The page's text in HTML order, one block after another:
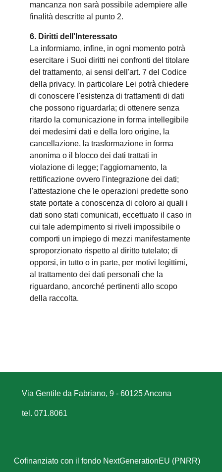
mancanza non sarà possibile adempiere alle
finalità descritte al punto 2.
6. Diritti dell'Interessato
La informiamo, infine, in ogni momento potrà
esercitare i Suoi diritti nei confronti del titolare
del trattamento, ai sensi dell'art. 7 del Codice
della privacy. In particolare Lei potrà chiedere
di conoscere l'esistenza di trattamenti di dati
che possono riguardarla; di ottenere senza
ritardo la comunicazione in forma intellegibile
dei medesimi dati e della loro origine, la
cancellazione, la trasformazione in forma
anonima o il blocco dei dati trattati in
violazione di legge; l'aggiornamento, la
rettificazione ovvero l'integrazione dei dati;
l'attestazione che le operazioni predette sono
state portate a conoscenza di coloro ai quali i
dati sono stati comunicati, eccettuato il caso in
cui tale adempimento si riveli impossibile o
comporti un impiego di mezzi manifestamente
sproporzionato rispetto al diritto tutelato; di
opporsi, in tutto o in parte, per motivi legittimi,
al trattamento dei dati personali che la
riguardano, ancorché pertinenti allo scopo
della raccolta.
Via Gentile da Fabriano, 9 - 60125 Ancona
tel. 071.8061
Cofinanziato con il fondo NextGenerationEU (PNRR)